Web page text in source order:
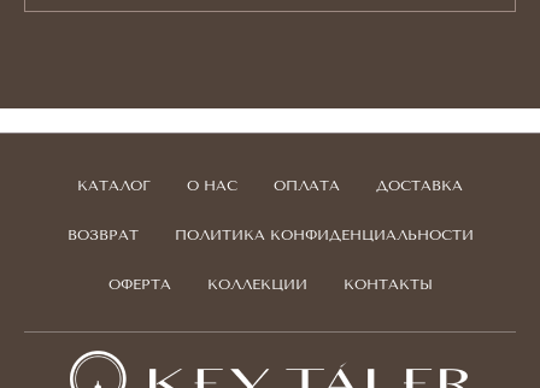
КАТАЛОГ О НАС ОПЛАТА ДОСТАВКА
ВОЗВРАТ ПОЛИТИКА КОНФИДЕНЦИАЛЬНОСТИ
ОФЕРТА КОЛЛЕКЦИИ КОНТАКТЫ